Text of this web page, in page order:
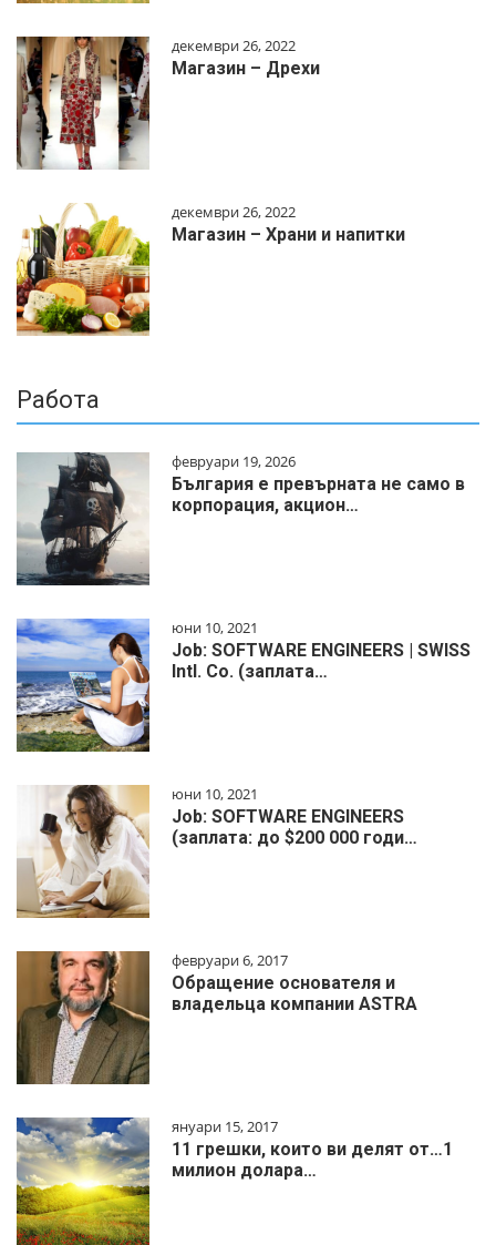
декември 26, 2022
Магазин – Дрехи
декември 26, 2022
Магазин – Храни и напитки
Работа
февруари 19, 2026
България е превърната не само в
корпорация, акцион…
юни 10, 2021
Job: SOFTWARE ENGINEERS | SWISS
Intl. Co. (заплата…
юни 10, 2021
Job: SOFTWARE ENGINEERS
(заплата: до $200 000 годи…
февруари 6, 2017
Обращение основателя и
владельца компании ASTRA
януари 15, 2017
11 грешки, които ви делят от…1
милиoн дoлapa…